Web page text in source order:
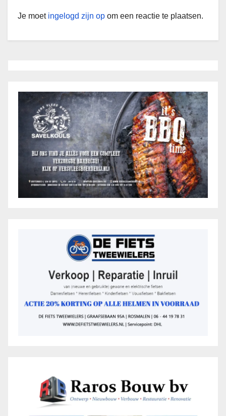
Je moet ingelogd zijn op om een reactie te plaatsen.